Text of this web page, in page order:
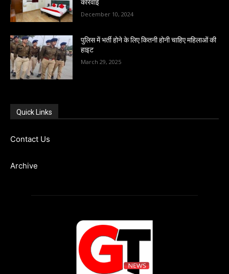
कार्रवाई
December 10, 2024
पुलिस में भर्ती होने के लिए कितनी होनी चाहिए महिलाओं की
हाइट
March 29, 2025
Quick Links
Contact Us
Archive